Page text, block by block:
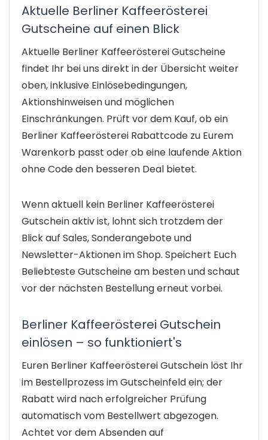
Aktuelle Berliner Kaffeerösterei
Gutscheine auf einen Blick
Aktuelle Berliner Kaffeerösterei Gutscheine
findet Ihr bei uns direkt in der Übersicht weiter
oben, inklusive Einlösebedingungen,
Aktionshinweisen und möglichen
Einschränkungen. Prüft vor dem Kauf, ob ein
Berliner Kaffeerösterei Rabattcode zu Eurem
Warenkorb passt oder ob eine laufende Aktion
ohne Code den besseren Deal bietet.
Wenn aktuell kein Berliner Kaffeerösterei
Gutschein aktiv ist, lohnt sich trotzdem der
Blick auf Sales, Sonderangebote und
Newsletter-Aktionen im Shop. Speichert Euch
Beliebteste Gutscheine am besten und schaut
vor der nächsten Bestellung erneut vorbei.
Berliner Kaffeerösterei Gutschein
einlösen – so funktioniert's
Euren Berliner Kaffeerösterei Gutschein löst Ihr
im Bestellprozess im Gutscheinfeld ein; der
Rabatt wird nach erfolgreicher Prüfung
automatisch vom Bestellwert abgezogen.
Achtet vor dem Absenden auf